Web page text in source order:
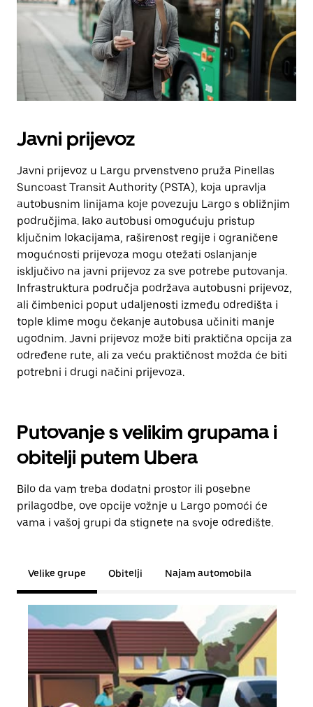
Javni prijevoz
Javni prijevoz u Largu prvenstveno pruža Pinellas
Suncoast Transit Authority (PSTA), koja upravlja
autobusnim linijama koje povezuju Largo s obližnjim
područjima. Iako autobusi omogućuju pristup
ključnim lokacijama, raširenost regije i ograničene
mogućnosti prijevoza mogu otežati oslanjanje
isključivo na javni prijevoz za sve potrebe putovanja.
Infrastruktura područja podržava autobusni prijevoz,
ali čimbenici poput udaljenosti između odredišta i
tople klime mogu čekanje autobusa učiniti manje
ugodnim. Javni prijevoz može biti praktična opcija za
određene rute, ali za veću praktičnost možda će biti
potrebni i drugi načini prijevoza.
Putovanje s velikim grupama i
obitelji putem Ubera
Bilo da vam treba dodatni prostor ili posebne
prilagodbe, ove opcije vožnje u Largo pomoći će
vama i vašoj grupi da stignete na svoje odredište.
Velike grupe Obitelji Najam automobila